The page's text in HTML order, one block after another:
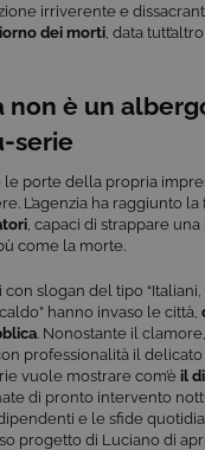
irriverente e
dei morti , data
non è un
serie
le porte della propria
L’agenzia ha raggiunto la
, capaci di strappare
come la morte.
slogan del tipo
hanno invaso le città,
. Nonostante il
professionalità il
vuole mostrare com’è il
di pronto intervento
e le sfide
progetto di Luciano di